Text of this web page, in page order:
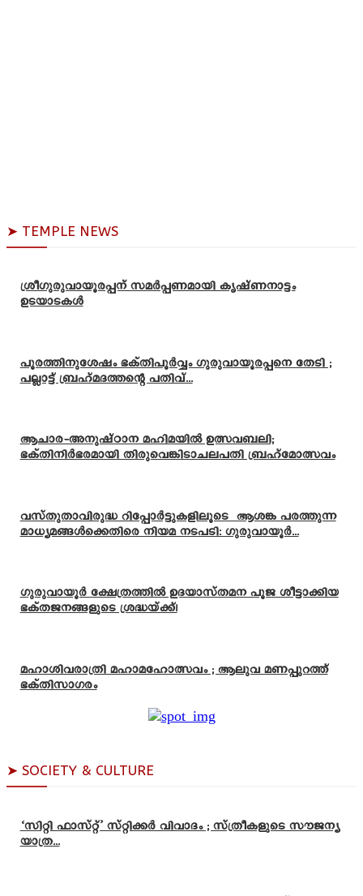
➤ TEMPLE NEWS
ശ്രീഗുരുവായൂരപ്പന് സമർപ്പണമായി കൃഷ്ണനാട്ടം
ഉടയാടകൾ
പൂരത്തിനുശേഷം ഭക്തിപൂർവ്വം ഗുരുവായൂരപ്പനെ തേടി ;
പല്ലാട്ട് ബ്രഹ്മദത്തന്റെ പതിവ്...
ആചാര-അനുഷ്ഠാന മഹിമയിൽ ഉത്സവബലി;
ഭക്തിനിർഭരമായി തിരുവെങ്കിടാചലപതി ബ്രഹ്മോത്സവം
വസ്തുതാവിരുദ്ധ റിപ്പോർട്ടുകളിലൂടെ ആശങ്ക പരത്തുന്ന
മാധ്യമങ്ങൾക്കെതിരെ നിയമ നടപടി: ഗുരുവായൂർ...
ഗുരുവായൂർ ക്ഷേത്രത്തിൽ ഉദയാസ്‌തമന പൂജ ശീട്ടാക്കിയ
ഭക്തജനങ്ങളുടെ ശ്രദ്ധയ്ക്ക്!
മഹാശിവരാത്രി മഹാമഹോത്സവം ; ആലുവ മണപ്പുറത്ത്
ഭക്തിസാഗരം
➤ SOCIETY & CULTURE
‘സിറ്റി ഫാസ്റ്റ്’ സ്റ്റിക്കർ വിവാദം ; സ്ത്രീകളുടെ സൗജന്യ
യാത്ര...